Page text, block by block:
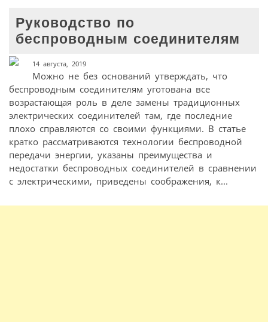
Руководство по
беспроводным соединителям
14 августа, 2019
Можно не без оснований утверждать, что
беспроводным соединителям уготована все
возрастающая роль в деле замены традиционных
электрических соединителей там, где последние
плохо справляются со своими функциями. В статье
кратко рассматриваются технологии беспроводной
передачи энергии, указаны преимущества и
недостатки беспроводных соединителей в сравнении
с электрическими, приведены соображения, к...